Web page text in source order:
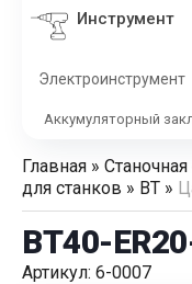
Инструмент
Электроинструмент
Аккумуляторный
Главная » Станочная
для станков » BT »
BT40-
Артикул: 6-0007